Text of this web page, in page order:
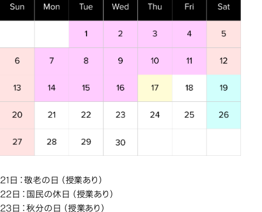
21日：敬老の日（授業あり）
22日：国民の休日（授業あり）
23日：秋分の日（授業あり）